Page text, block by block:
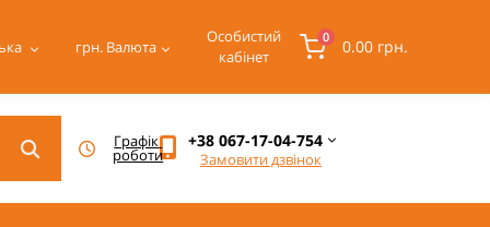
грн. Валюта
Особистий
кабінет
0 0.00 грн.
Графік
роботи
+38 067-17-04-754
Замовити дзвінок